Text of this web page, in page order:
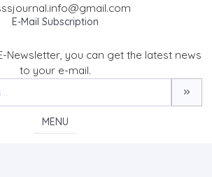
E-Mail Subscription
Newsletter, you can get the latest news
to your e-mail.
MENU